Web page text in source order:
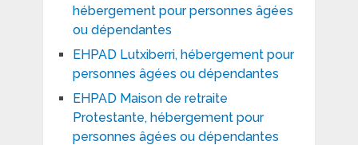
hébergement pour personnes âgées
ou dépendantes
EHPAD Lutxiberri, hébergement pour
personnes âgées ou dépendantes
EHPAD Maison de retraite
Protestante, hébergement pour
personnes âgées ou dépendantes